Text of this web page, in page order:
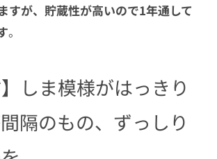
すが、貯蔵性が高いので1年通して
。
】しま模様がはっきり
隔のもの、ずっしり